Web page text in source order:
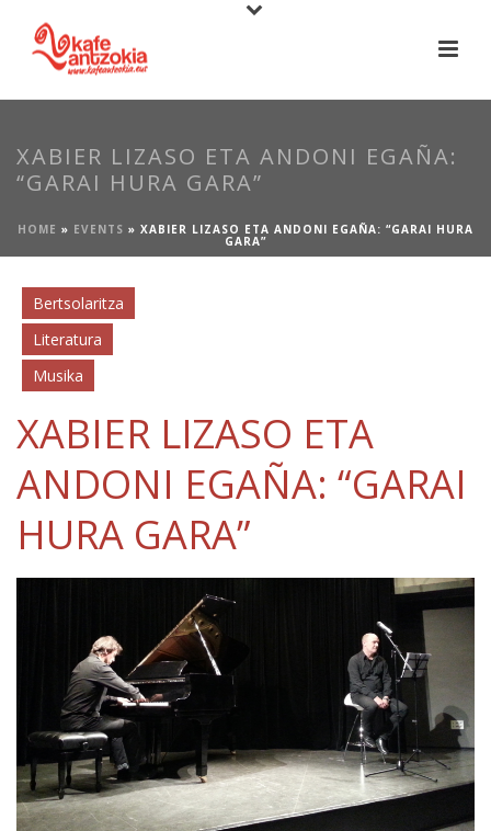
XABIER LIZASO ETA ANDONI EGAÑA:
“GARAI HURA GARA”
HOME » EVENTS » XABIER LIZASO ETA ANDONI EGAÑA: “GARAI HURA
GARA”
Bertsolaritza
Literatura
Musika
XABIER LIZASO ETA
ANDONI EGAÑA: “GARAI
HURA GARA”